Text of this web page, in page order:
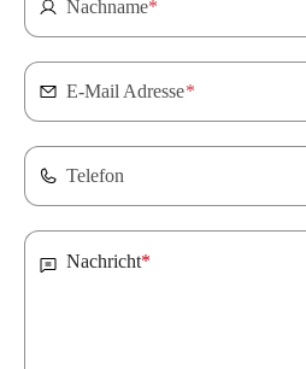
Nachname*
E-Mail Adresse*
Telefon
Nachricht*